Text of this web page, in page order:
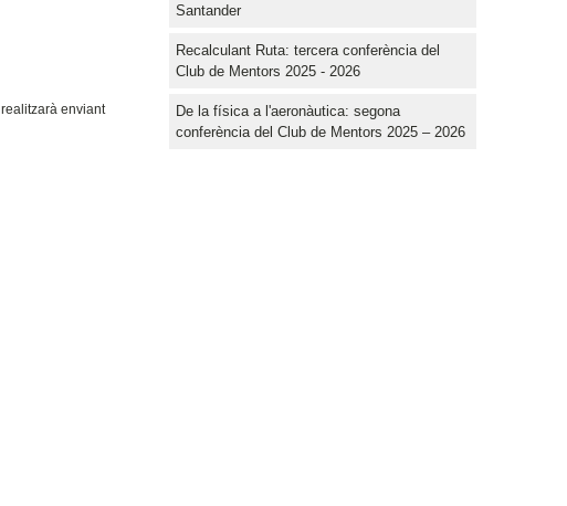
enviant
Santander
Recalculant Ruta: tercera conferència del
Club de Mentors 2025 - 2026
De la física a l'aeronàutica: segona
conferència del Club de Mentors 2025 – 2026